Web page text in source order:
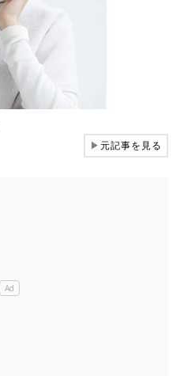
▶元記事を見る